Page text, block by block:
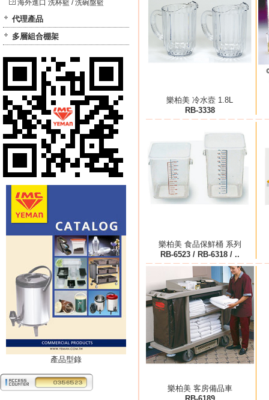
海外進口 洗杯籃 / 洗碗盤籃
代理產品
多層組合棚架
產品型錄
樂柏美 冷水壼 1.8L
RB-3338
樂柏美 食品保鮮桶 系列
RB-6523 / RB-6318 / ..
樂柏美 客房備品車